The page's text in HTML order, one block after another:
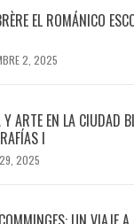
EL ROMÁNICO
2, 2025
ARTE EN LA CIUDAD
I
29, 2025